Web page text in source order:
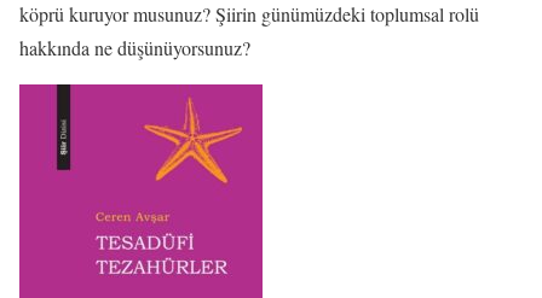
köprü kuruyor musunuz? Şiirin günümüzdeki toplumsal rolü
hakkında ne düşünüyorsunuz?